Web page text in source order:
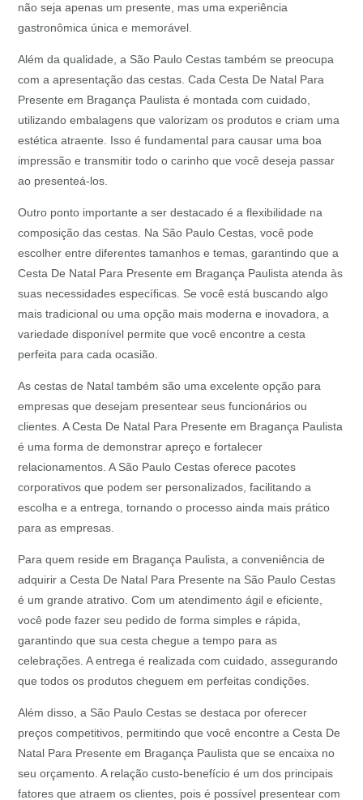
não seja apenas um presente, mas uma experiência
gastronômica única e memorável.
Além da qualidade, a São Paulo Cestas também se preocupa
com a apresentação das cestas. Cada Cesta De Natal Para
Presente em Bragança Paulista é montada com cuidado,
utilizando embalagens que valorizam os produtos e criam uma
estética atraente. Isso é fundamental para causar uma boa
impressão e transmitir todo o carinho que você deseja passar
ao presenteá-los.
Outro ponto importante a ser destacado é a flexibilidade na
composição das cestas. Na São Paulo Cestas, você pode
escolher entre diferentes tamanhos e temas, garantindo que a
Cesta De Natal Para Presente em Bragança Paulista atenda às
suas necessidades específicas. Se você está buscando algo
mais tradicional ou uma opção mais moderna e inovadora, a
variedade disponível permite que você encontre a cesta
perfeita para cada ocasião.
As cestas de Natal também são uma excelente opção para
empresas que desejam presentear seus funcionários ou
clientes. A Cesta De Natal Para Presente em Bragança Paulista
é uma forma de demonstrar apreço e fortalecer
relacionamentos. A São Paulo Cestas oferece pacotes
corporativos que podem ser personalizados, facilitando a
escolha e a entrega, tornando o processo ainda mais prático
para as empresas.
Para quem reside em Bragança Paulista, a conveniência de
adquirir a Cesta De Natal Para Presente na São Paulo Cestas
é um grande atrativo. Com um atendimento ágil e eficiente,
você pode fazer seu pedido de forma simples e rápida,
garantindo que sua cesta chegue a tempo para as
celebrações. A entrega é realizada com cuidado, assegurando
que todos os produtos cheguem em perfeitas condições.
Além disso, a São Paulo Cestas se destaca por oferecer
preços competitivos, permitindo que você encontre a Cesta De
Natal Para Presente em Bragança Paulista que se encaixa no
seu orçamento. A relação custo-benefício é um dos principais
fatores que atraem os clientes, pois é possível presentear com